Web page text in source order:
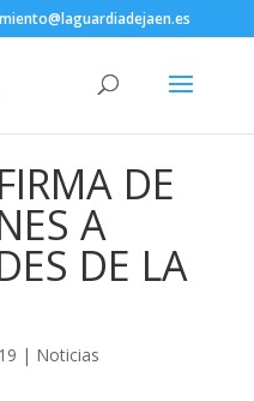
DE
A
DE LA
| Noticias